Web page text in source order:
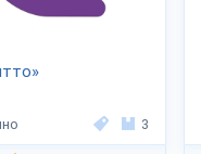
3